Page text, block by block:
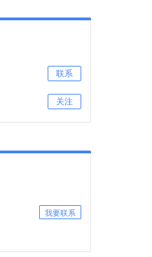
联系
关注
我要联系